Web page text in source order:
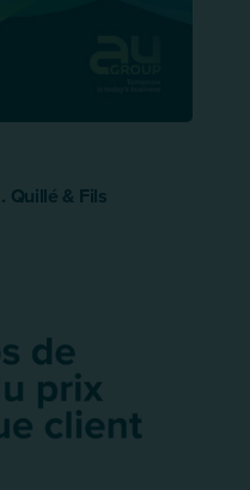
Quillé & Fils